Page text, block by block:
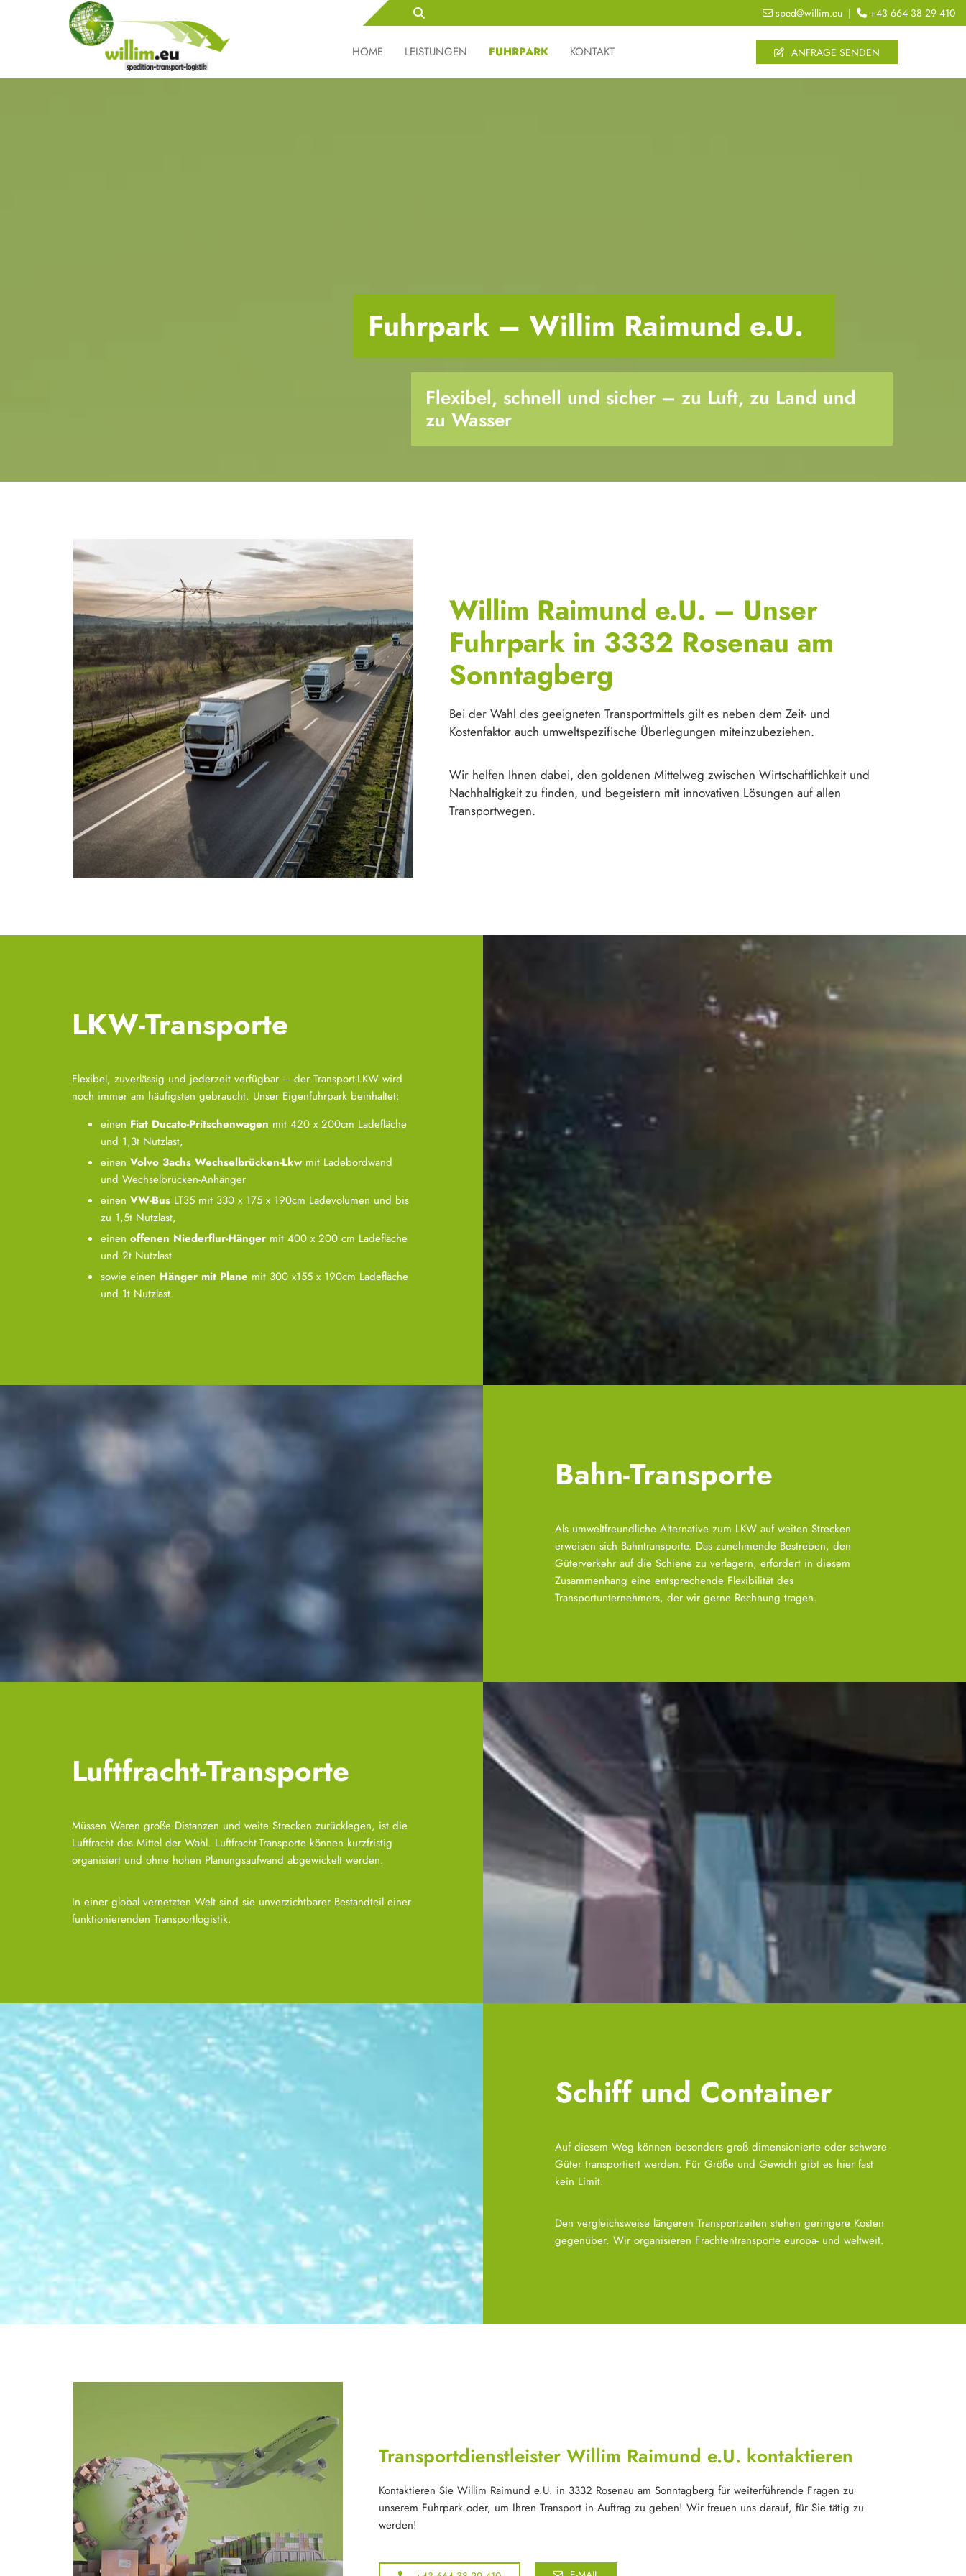
 sped@willim.eu|  +43 664 38 29 410
HOME LEISTUNGEN FUHRPARK KONTAKT ANFRAGE SENDEN
Fuhrpark – Willim Raimund e.U.
Flexibel, schnell und sicher – zu Luft, zu Land und
zu Wasser
Willim Raimund e.U. – Unser
Fuhrpark in 3332 Rosenau am
Sonntagberg
Bei der Wahl des geeigneten Transportmittels gilt es neben dem Zeit- und
Kostenfaktor auch umweltspezifische Überlegungen miteinzubeziehen.
Wir helfen Ihnen dabei, den goldenen Mittelweg zwischen Wirtschaftlichkeit und
Nachhaltigkeit zu finden, und begeistern mit innovativen Lösungen auf allen
Transportwegen.
LKW-Transporte
Flexibel, zuverlässig und jederzeit verfügbar – der Transport-LKW wird
noch immer am häufigsten gebraucht. Unser Eigenfuhrpark beinhaltet:
einen Fiat Ducato-Pritschenwagen mit 420 x 200cm Ladefläche
und 1,3t Nutzlast,
einen Volvo 3achs Wechselbrücken-Lkwmit Ladebordwand
und Wechselbrücken-Anhänger
einen VW-Bus LT35 mit 330 x 175 x 190cm Ladevolumen und bis
zu 1,5t Nutzlast,
einen offenen Niederflur-Hänger mit 400 x 200 cm Ladefläche
und 2t Nutzlast
sowie einen Hänger mit Plane mit 300 x155 x 190cm Ladefläche
und 1t Nutzlast.
Bahn-Transporte
Als umweltfreundliche Alternative zum LKW auf weiten Strecken
erweisen sich Bahntransporte. Das zunehmende Bestreben, den
Güterverkehr auf die Schiene zu verlagern, erfordert in diesem
Zusammenhang eine entsprechende Flexibilität des
Transportunternehmers, der wir gerne Rechnung tragen.
Luftfracht-Transporte
Müssen Waren große Distanzen und weite Strecken zurücklegen, ist die
Luftfracht das Mittel der Wahl. Luftfracht-Transporte können kurzfristig
organisiert und ohne hohen Planungsaufwand abgewickelt werden.
In einer global vernetzten Welt sind sie unverzichtbarer Bestandteil einer
funktionierenden Transportlogistik.
Schiff und Container
Auf diesem Weg können besonders groß dimensionierte oder schwere
Güter transportiert werden. Für Größe und Gewicht gibt es hier fast
kein Limit.
Den vergleichsweise längeren Transportzeiten stehen geringere Kosten
gegenüber. Wir organisieren Frachtentransporte europa- und weltweit.
Transportdienstleister Willim Raimund e.U. kontaktieren
Kontaktieren Sie Willim Raimund e.U. in 3332 Rosenau am Sonntagberg für weiterführende Fragen zu
unserem Fuhrpark oder, um Ihren Transport in Auftrag zu geben! Wir freuen uns darauf, für Sie tätig zu
werden!